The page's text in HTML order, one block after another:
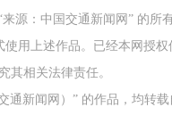
源：中国交通新闻网” 的
用上述作品。已经本网授
其相关法律责任。
通新闻网）” 的作品，均转